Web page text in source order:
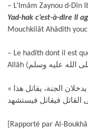
– L’Imâm Zaynou d-
Yad-hak c’est-à-dire Il
Mouchkilât Ahâdith
– Le hadîth dont il est
« يضحك الله إلى رجلين يقتل أحدهما الآخر يدخلان الجنة، يقاتل هذا
[Rapporté par Al-